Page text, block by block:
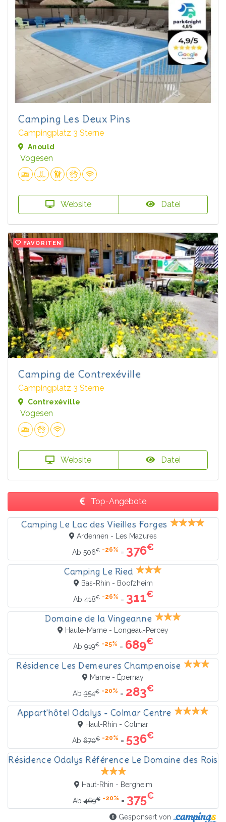
Camping Les Deux Pins
Campingplatz 3 Sterne
Anould
Vogesen
Website Datei
FAVORITEN
Camping de Contrexéville
Campingplatz 3 Sterne
Contrexéville
Vogesen
Website Datei
Top-Angebote
Camping Le Lac des Vieilles Forges
Ardennen - Les Mazures
Ab 506€ -26% = 376€
Camping Le Ried
Bas-Rhin - Boofzheim
Ab418€ -26% = 311€
Domaine de la Vingeanne
Haute-Marne - Longeau-Percey
Ab919€ -25% = 689€
Résidence Les Demeures Champenoise
Marne - Épernay
Ab354€ -20% = 283€
Appart'hôtel Odalys - Colmar Centre
Haut-Rhin - Colmar
Ab 670€ -20% = 536€
Résidence Odalys Référence Le Domaine des Rois
Haut-Rhin - Bergheim
Ab469€ -20% = 375€
Gesponsert von